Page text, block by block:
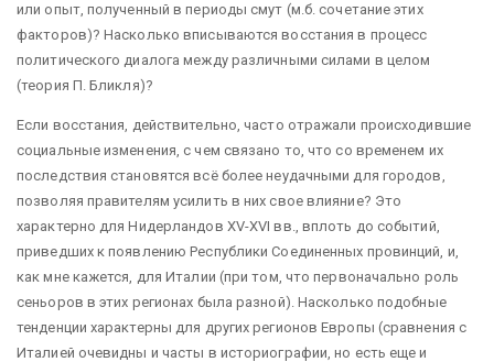
или опыт, полученный в периоды смут (м.б. сочетание этих
факторов)? Насколько вписываются восстания в процесс
политического диалога между различными силами в целом
(теория П. Бликля)?
Если восстания, действительно, часто отражали происходившие
социальные изменения, с чем связано то, что со временем их
последствия становятся всё более неудачными для городов,
позволяя правителям усилить в них свое влияние? Это
характерно для Нидерландов XV-XVI вв., вплоть до событий,
приведших к появлению Республики Соединенных провинций, и,
как мне кажется, для Италии (при том, что первоначально роль
сеньоров в этих регионах была разной). Насколько подобные
тенденции характерны для других регионов Европы (сравнения с
Италией очевидны и часты в историографии, но есть еще и